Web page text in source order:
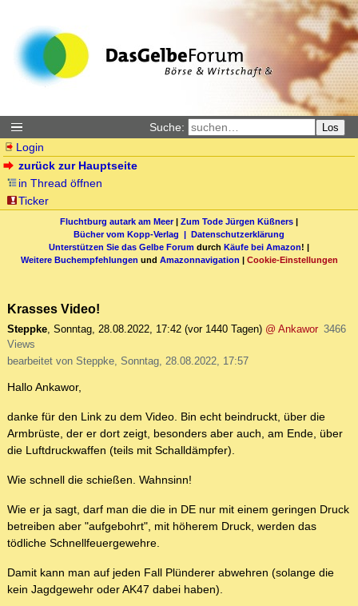
Suche: Los
Login
zurück zur Hauptseite
in Thread öffnen
Ticker
Fluchtburg autark am Meer| Zum Tode Jürgen Küßners |
Bücher vom Kopp-Verlag | Datenschutzerklärung
Unterstützen Sie das Gelbe Forum durch Käufe bei Amazon! |
Weitere Buchempfehlungen und Amazonnavigation | Cookie-Einstellungen
Krasses Video!
Steppke, Sonntag, 28.08.2022, 17:42 (vor 1440 Tagen) @ Ankawor 3466
Views
bearbeitet von Steppke, Sonntag, 28.08.2022, 17:57
Hallo Ankawor,
danke für den Link zu dem Video. Bin echt beindruckt, über die
Armbrüste, der er dort zeigt, besonders aber auch, am Ende, über
die Luftdruckwaffen (teils mit Schalldämpfer).
Wie schnell die schießen. Wahnsinn!
Wie er ja sagt, darf man die die in DE nur mit einem geringen Druck
betreiben aber "aufgebohrt", mit höherem Druck, werden das
tödliche Schnellfeuergewehre.
Damit kann man auf jeden Fall Plünderer abwehren (solange die
kein Jagdgewehr oder AK47 dabei haben).